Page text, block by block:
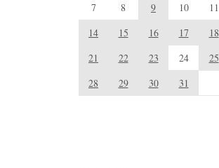
7
8 9 10 11
14
15 16 17 18
21
22 23 24 25
28
29 30 31